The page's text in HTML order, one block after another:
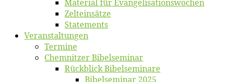
Ma­te­ri­al für Evangelisationswochen
Zelt­ein­sät­ze
State­ments
Ver­an­stal­tun­gen
Ter­mi­ne
Chemnit­zer Bibelseminar
Rück­blick Bibelseminare
Bi­bel­se­mi­nar 2025